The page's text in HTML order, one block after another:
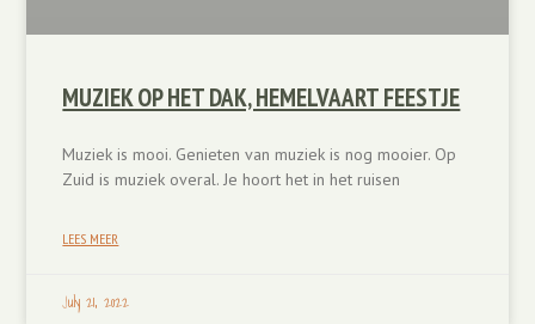
MUZIEK OP HET DAK, HEMELVAART FEESTJE
Muziek is mooi. Genieten van muziek is nog mooier. Op
Zuid is muziek overal. Je hoort het in het ruisen
LEES MEER
July 21, 2022